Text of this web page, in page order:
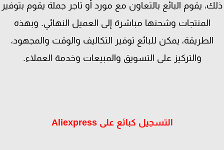
يقوم البائع بالتعاون مع مورد أو تاجر جملة يقوم بتوفير
المنتجات وشحنها مباشرة إلى العميل النهائي. وبهذه
الطريقة، يمكن للبائع توفير التكاليف والوقت والمجهود،
والتركيز على التسويق والمبيعات وخدمة العملاء.
التسجيل كبائع على Aliexpress